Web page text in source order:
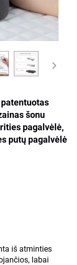
šonu
pagalvėlė,
putų pagalvėlė
iš atminties
labai